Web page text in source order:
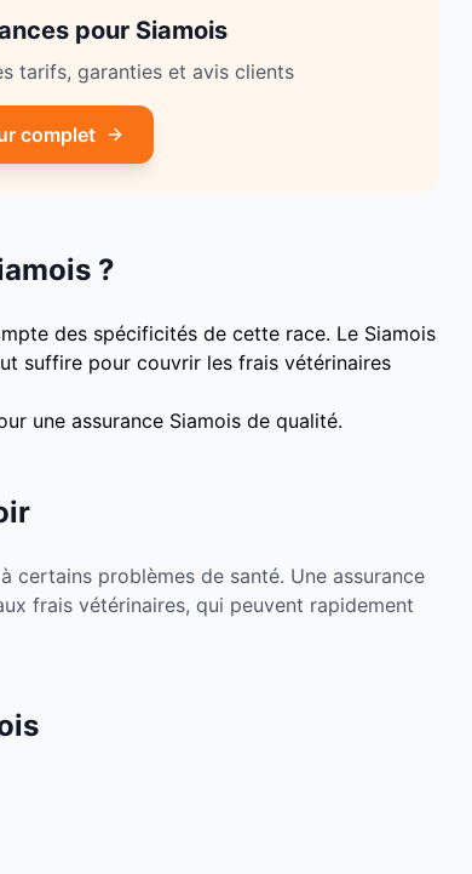
pour Siamois
tarifs, garanties et avis clients
complet
?
des spécificités de cette race. Le Siamois
suffire pour couvrir les frais vétérinaires
une assurance Siamois de qualité.
certains problèmes de santé. Une assurance
frais vétérinaires, qui peuvent rapidement